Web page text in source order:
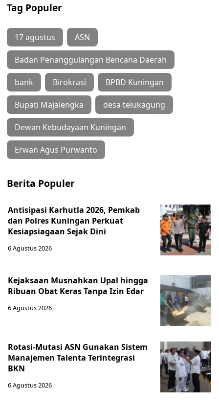
Tag Populer
17 agustus ASN
Badan Penanggulangan Bencana Daerah
bank Birokrasi BPBD Kuningan
Bupati Majalengka desa telukagung
Dewan Kebudayaan Kuningan
Erwan Agus Purwanto
Berita Populer
Antisipasi Karhutla 2026, Pemkab
dan Polres Kuningan Perkuat
Kesiapsiagaan Sejak Dini
6 Agustus 2026
Kejaksaan Musnahkan Upal hingga
Ribuan Obat Keras Tanpa Izin Edar
6 Agustus 2026
Rotasi-Mutasi ASN Gunakan Sistem
Manajemen Talenta Terintegrasi
BKN
6 Agustus 2026